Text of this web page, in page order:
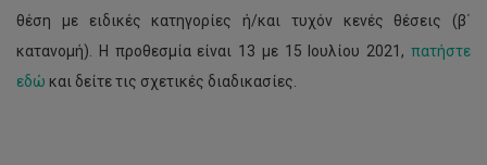
θέση με ειδικές κατηγορίες ή/και τυχόν κενές θέσεις (β΄
κατανομή). Η προθεσμία είναι 13 με 15 Ιουλίου 2021, πατήστε
εδώ και δείτε τις σχετικές διαδικασίες.